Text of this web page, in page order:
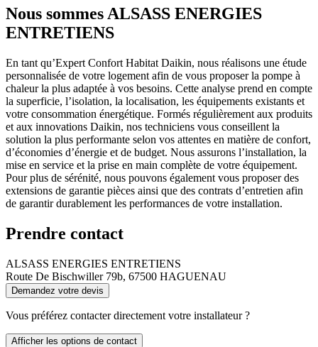
Nous sommes ALSASS ENERGIES
ENTRETIENS
En tant qu’Expert Confort Habitat Daikin, nous réalisons une étude
personnalisée de votre logement afin de vous proposer la pompe à
chaleur la plus adaptée à vos besoins. Cette analyse prend en compte
la superficie, l’isolation, la localisation, les équipements existants et
votre consommation énergétique. Formés régulièrement aux produits
et aux innovations Daikin, nos techniciens vous conseillent la
solution la plus performante selon vos attentes en matière de confort,
d’économies d’énergie et de budget. Nous assurons l’installation, la
mise en service et la prise en main complète de votre équipement.
Pour plus de sérénité, nous pouvons également vous proposer des
extensions de garantie pièces ainsi que des contrats d’entretien afin
de garantir durablement les performances de votre installation.
Prendre contact
ALSASS ENERGIES ENTRETIENS
Route De Bischwiller 79b, 67500 HAGUENAU
Demandez votre devis
Vous préférez contacter directement votre installateur ?
Afficher les options de contact